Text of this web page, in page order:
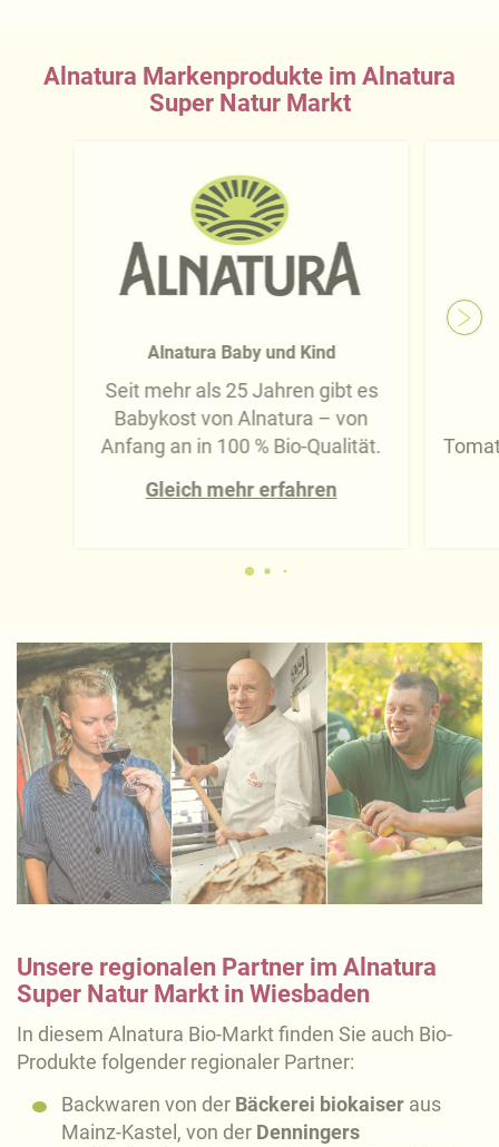
Alnatura Markenprodukte im Alnatura
Super Natur Markt
Alnatura Baby und Kind
Seit mehr als 25 Jahren gibt es
Babykost von Alnatura – von
Anfang an in 100 % Bio-Qualität.
Gleich mehr erfahren
Unsere regionalen Partner im Alnatura
Super Natur Markt in Wiesbaden
In diesem Alnatura Bio-Markt finden Sie auch Bio-
Produkte folgender regionaler Partner:
Backwaren von der Bäckerei biokaiser aus
Mainz-Kastel, von der Denningers